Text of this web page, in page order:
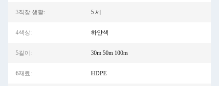
3직장 생활: 5 세
4색상: 하얀색
5길이: 30m 50m 100m
6재료: HDPE